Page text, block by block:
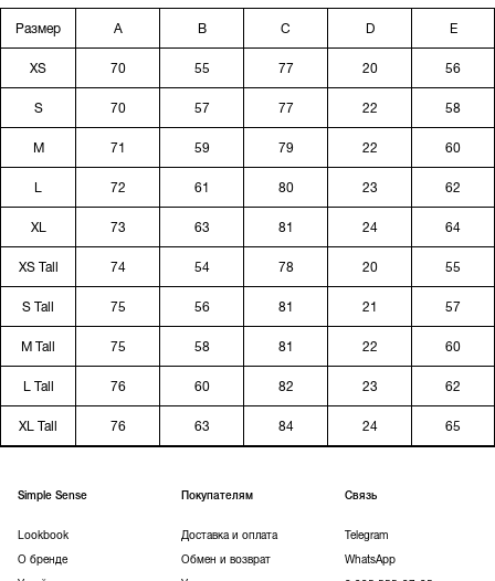
Размер A B C D E
XS 70 55 77 20 56
S 70 57 77 22 58
M 71 59 79 22 60
L 72 61 80 23 62
XL 73 63 81 24 64
XS Tall 74 54 78 20 55
S Tall 75 56 81 21 57
M Tall 75 58 81 22 60
L Tall 76 60 82 23 62
XL Tall 76 63 84 24 65
Simple Sense Покупателям Связь
Lookbook
О бренде
Доставка и оплата
Обмен и возврат
Telegram
WhatsApp